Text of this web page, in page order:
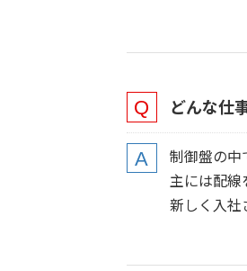
どんな仕
制御盤の中
主には配線
新しく入社